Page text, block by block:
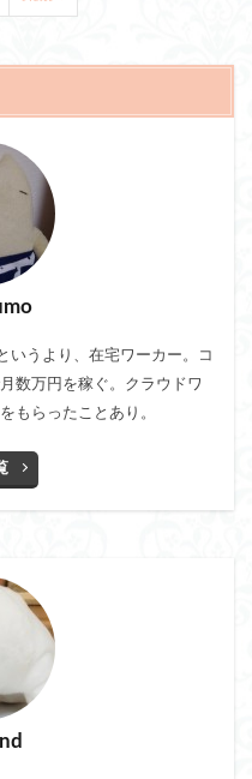
いうより、在宅ワーカー。コ
数万円を稼ぐ。クラウドワ
もらったことあり。